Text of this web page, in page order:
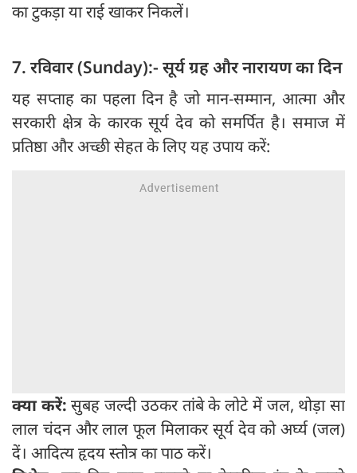
का टुकड़ा या राई खाकर निकलें।
7. रविवार (Sunday):- सूर्य ग्रह और नारायण का दिन
यह सप्ताह का पहला दिन है जो मान-सम्मान, आत्मा और
सरकारी क्षेत्र के कारक सूर्य देव को समर्पित है। समाज में
प्रतिष्ठा और अच्छी सेहत के लिए यह उपाय करें:
क्या करें:सुबह जल्दी उठकर तांबे के लोटे में जल, थोड़ा सा
लाल चंदन और लाल फूल मिलाकर सूर्य देव को अर्घ्य (जल)
दें। आदित्य हृदय स्तोत्र का पाठ करें।